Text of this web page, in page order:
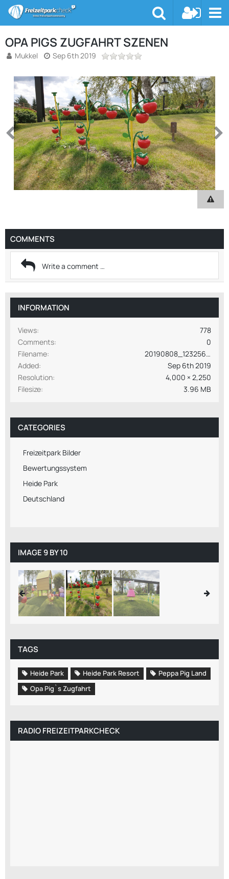
OPA PIGS ZUGFAHRT SZENEN
Mukkel Sep 6th 2019
COMMENTS
INFORMATION
Views
778
Comments
0
Filename
20190808_123256.jpg
Added
Sep 6th 2019
Resolution
4,000 × 2,250
Filesize
3.96 MB
CATEGORIES
Freizeitpark Bilder
Bewertungssystem
Heide Park
Deutschland
IMAGE 9 BY 10
TAGS
Heide Park Heide Park Resort
Peppa Pig Land
Opa Pig`s Zugfahrt
RADIO FREIZEITPARKCHECK